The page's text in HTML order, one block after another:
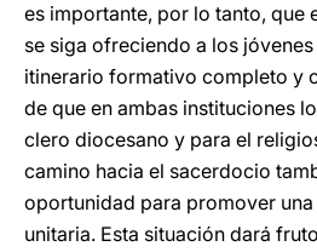
es importante, por lo tanto, que
se siga ofreciendo a los
itinerario formativo completo y
de que en ambas instituciones
clero diocesano y para el
camino hacia el sacerdocio
oportunidad para promover
unitaria. Esta situación dará